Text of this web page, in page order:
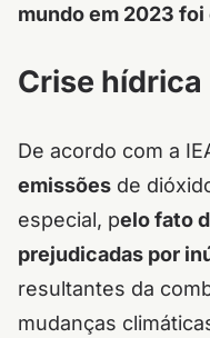
mundo em 2023
Crise hídrica
De acordo com a
emissões de
especial, pelo fato
prejudicadas por
resultantes da
mudanças